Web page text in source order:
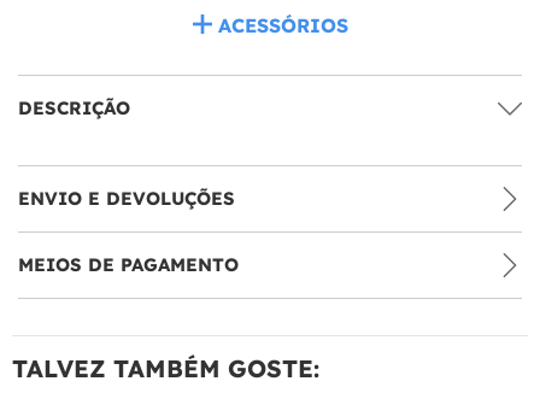
ACESSÓRIOS
DESCRIÇÃO
ENVIO E DEVOLUÇÕES
MEIOS DE PAGAMENTO
TALVEZ TAMBÉM GOSTE: